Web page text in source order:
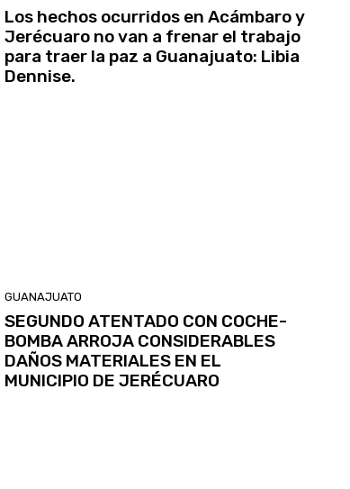
Los hechos ocurridos en Acámbaro y
Jerécuaro no van a frenar el trabajo
para traer la paz a Guanajuato: Libia
Dennise.
GUANAJUATO
SEGUNDO ATENTADO CON COCHE-
BOMBA ARROJA CONSIDERABLES
DAÑOS MATERIALES EN EL
MUNICIPIO DE JERÉCUARO